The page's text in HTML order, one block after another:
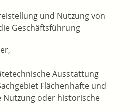
und Nutzung von
Geschäftsführung
Ausstattung
Flächenhafte und
oder historische